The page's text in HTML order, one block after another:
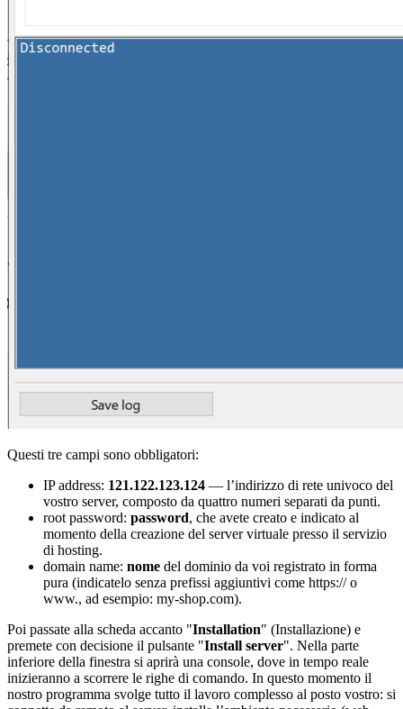
Questi tre campi sono obbligatori:
IP address: 121.122.123.124 — l’indirizzo di rete univoco del
vostro server, composto da quattro numeri separati da punti.
root password: password, che avete creato e indicato al
momento della creazione del server virtuale presso il servizio
di hosting.
domain name: nome del dominio da voi registrato in forma
pura (indicatelo senza prefissi aggiuntivi come https:// o
www., ad esempio: my-shop.com).
Poi passate alla scheda accanto "Installation" (Installazione) e
premete con decisione il pulsante "Install server". Nella parte
inferiore della finestra si aprirà una console, dove in tempo reale
inizieranno a scorrere le righe di comando. In questo momento il
nostro programma svolge tutto il lavoro complesso al posto vostro: si